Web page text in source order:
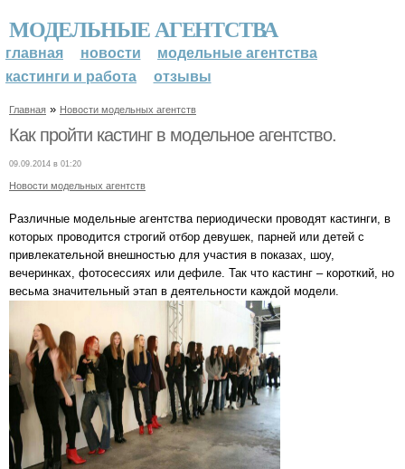
МОДЕЛЬНЫЕ АГЕНТСТВА
главная новости
модельные агентства
кастинги и работа
отзывы
Главная » Новости модельных агентств
Как пройти кастинг в модельное агентство.
09.09.2014 в 01:20
Новости модельных агентств
Различные модельные агентства периодически проводят кастинги, в
которых проводится строгий отбор девушек, парней или детей с
привлекательной внешностью для участия в показах, шоу,
вечеринках, фотосессиях или дефиле. Так что кастинг – короткий, но
весьма значительный этап в деятельности каждой модели.